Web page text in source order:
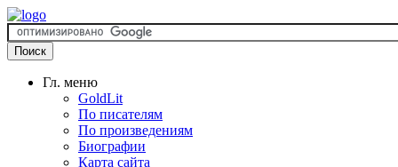
Гл. меню
GoldLit
По писателям
По произведениям
Биографии
Карта сайта